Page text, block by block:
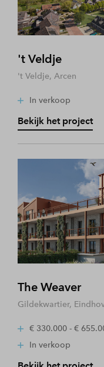
't Veldje
't Veldje, Arcen
In verkoop
Bekijk het project
The Weaver
Gildekwartier,
€ 330.000 - €
In verkoop